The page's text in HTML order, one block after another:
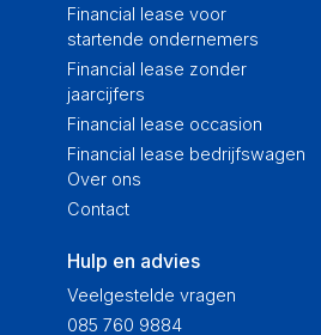
Financial lease voor
startende ondernemers
Financial lease zonder
jaarcijfers
Financial lease occasion
Financial lease bedrijfswagen
Over ons
Contact
Hulp en advies
Veelgestelde vragen
085 760 9884